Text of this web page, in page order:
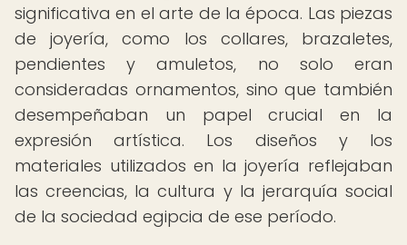
significativa en el arte de la época. Las piezas
de joyería, como los collares, brazaletes,
pendientes y amuletos, no solo eran
consideradas ornamentos, sino que también
desempeñaban un papel crucial en la
expresión artística. Los diseños y los
materiales utilizados en la joyería reflejaban
las creencias, la cultura y la jerarquía social
de la sociedad egipcia de ese período.